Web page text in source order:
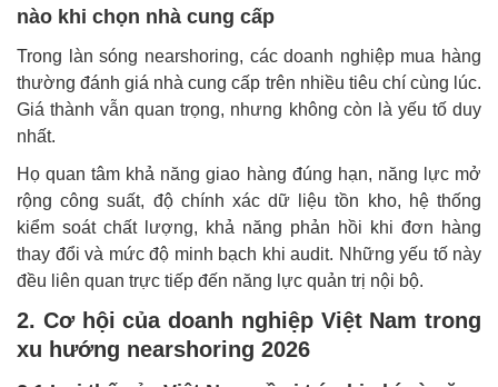
nào khi chọn nhà cung cấp
Trong làn sóng nearshoring, các doanh nghiệp mua hàng
thường đánh giá nhà cung cấp trên nhiều tiêu chí cùng lúc.
Giá thành vẫn quan trọng, nhưng không còn là yếu tố duy
nhất.
Họ quan tâm khả năng giao hàng đúng hạn, năng lực mở
rộng công suất, độ chính xác dữ liệu tồn kho, hệ thống
kiểm soát chất lượng, khả năng phản hồi khi đơn hàng
thay đổi và mức độ minh bạch khi audit. Những yếu tố này
đều liên quan trực tiếp đến năng lực quản trị nội bộ.
2. Cơ hội của doanh nghiệp Việt Nam trong
xu hướng nearshoring 2026